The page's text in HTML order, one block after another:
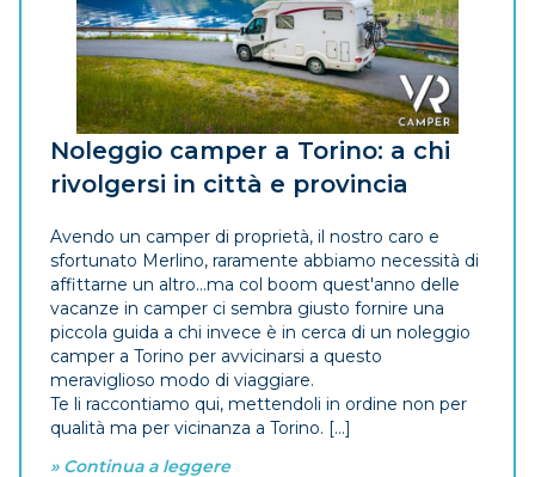
Noleggio camper a Torino: a chi
rivolgersi in città e provincia
Avendo un camper di proprietà, il nostro caro e
sfortunato Merlino, raramente abbiamo necessità di
affittarne un altro…ma col boom quest'anno delle
vacanze in camper ci sembra giusto fornire una
piccola guida a chi invece è in cerca di un noleggio
camper a Torino per avvicinarsi a questo
meraviglioso modo di viaggiare.
Te li raccontiamo qui, mettendoli in ordine non per
qualità ma per vicinanza a Torino. [...]
» Continua a leggere